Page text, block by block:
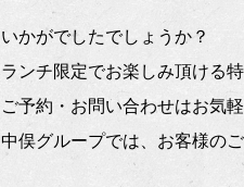
いかがでしたでしょうか？
ランチ限定でお楽しみ頂ける
ご予約・お問い合わせはお気
中俣グループでは、お客様の